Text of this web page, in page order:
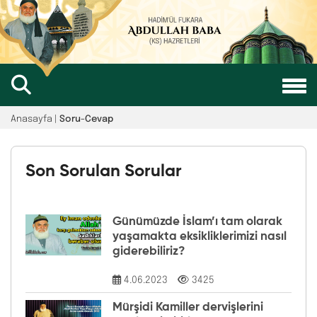
Anasayfa | Soru-Cevap
Son Sorulan Sorular
Günümüzde İslam’ı tam olarak
yaşamakta eksikliklerimizi nasıl
giderebiliriz?
4.06.2023 3425
Mürşidi Kamiller dervişlerini